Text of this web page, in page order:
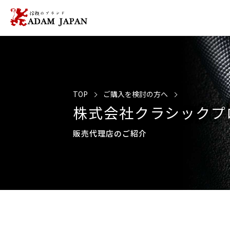
TOP ご購入を検討の方へ
株式会社クラシック
販売代理店のご紹介